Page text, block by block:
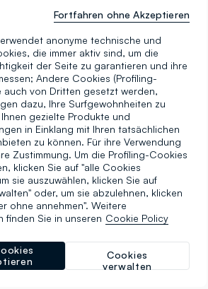
Weißes Kurzarm-T-Shirt aus reinem Leinen, Regular Fit
100% Leinen
Grünes Kurzarm-T-Shirt aus reinem Leinen, Regular Fit
-50%14,97 €
5 Farben
anonyme technische und
die immer aktiv sind, um die
der Seite zu garantieren und ihre
Andere Cookies (Profiling-
auch von Dritten gesetzt werden,
dazu, Ihre Surfgewohnheiten zu
gezielte Produkte und
in Einklang mit Ihren tatsächlichen
zu können. Für ihre Verwendung
Zustimmung. Um die Profiling-Cookies
klicken Sie auf "alle Cookies
sie auszuwählen, klicken Sie auf
oder, um sie abzulehnen, klicken
ohne annehmen". Weitere
finden Sie in unseren Cookie Policy
Cookies
verwalten
Fortfahren ohne Akzeptieren